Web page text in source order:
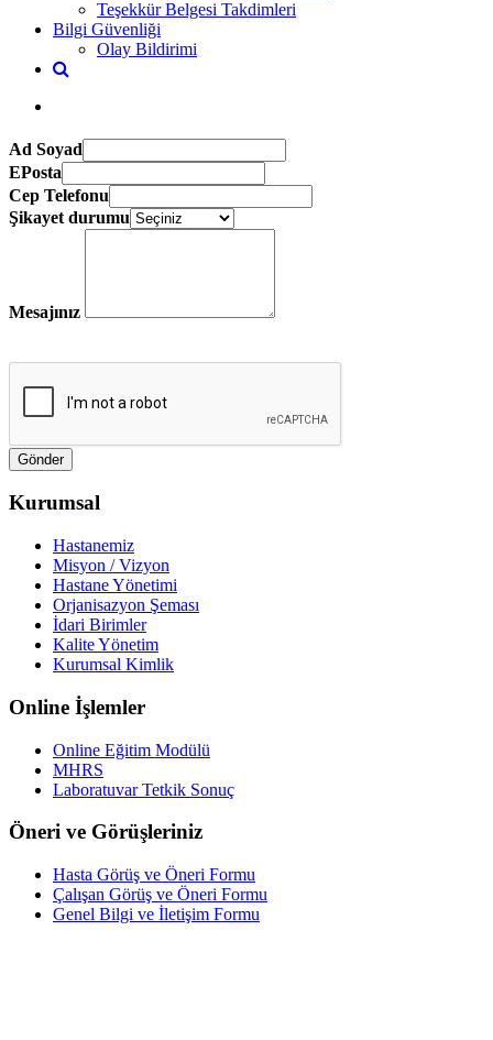
Teşekkür Belgesi Takdimleri
Bilgi Güvenliği
Olay Bildirimi
Ad Soyad
EPosta
Cep Telefonu
Şikayet durumu
Mesajınız
Kurumsal
Hastanemiz
Misyon / Vizyon
Hastane Yönetimi
Orjanisazyon Şeması
İdari Birimler
Kalite Yönetim
Kurumsal Kimlik
Online İşlemler
Online Eğitim Modülü
MHRS
Laboratuvar Tetkik Sonuç
Öneri ve Görüşleriniz
Hasta Görüş ve Öneri Formu
Çalışan Görüş ve Öneri Formu
Genel Bilgi ve İletişim Formu